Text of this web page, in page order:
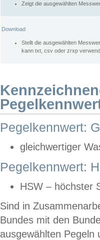
Zeigt die ausgewählten
Download
Stellt die ausgewählten
kann txt, csv oder zrxp
Pegelkennwert:
gleichwertiger
Pegelkennwert:
HSW – höchster
Sind in
Bundes mit den
ausgewählten